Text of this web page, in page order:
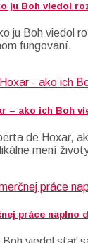
ju Boh viedol
ju Boh viedol
fungovaní.
– ako ich Boh
de Hoxar,
mení
práce naplno